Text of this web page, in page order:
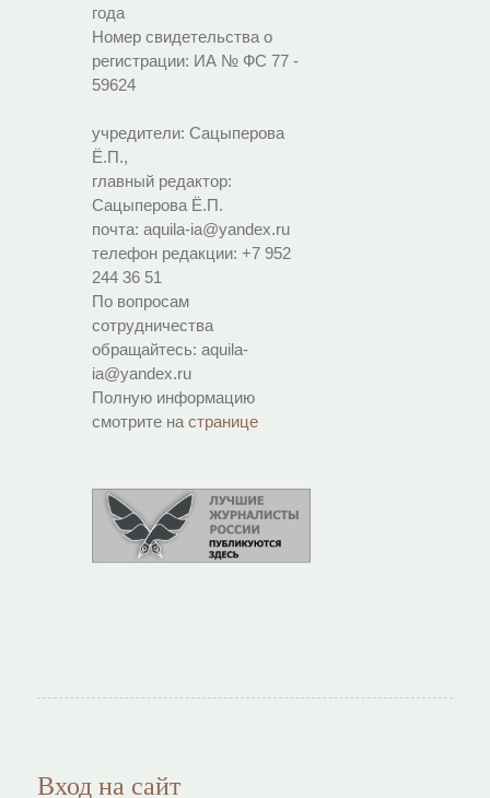
года
Номер свидетельства о
регистрации: ИА № ФС 77 -
59624
учредители: Сацыперова
Ё.П.,
главный редактор:
Сацыперова Ё.П.
почта: aquila-ia@yandex.ru
телефон редакции: +7 952
244 36 51
По вопросам
сотрудничества
обращайтесь: aquila-
ia@yandex.ru
Полную информацию
смотрите на странице
Вход на сайт